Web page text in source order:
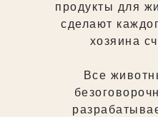
продукты для
сделают
хозяина
Все